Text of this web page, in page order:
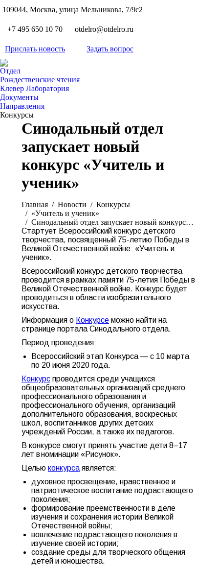
109044, Москва, улица Мельникова, 7/9с2
+7 495 650 10 70 otdelro@otdelro.ru
Прислать новость Задать вопрос
Отдел
Рождественские чтения
Клевер Лаборатория
Документы
Направления
Конкурсы
Синодальный отдел
запускает новый
конкурс «Учитель и
ученик»
Главная
Новости
Конкурсы
«Учитель и ученик»
Синодальный отдел запускает новый конкурс…
Стартует Всероссийский конкурс детского
творчества, посвященный 75-летию Победы в
Великой Отечественной войне: «Учитель и
ученик».
Всероссийский конкурс детского творчества
проводится в рамках памяти 75-летия Победы в
Великой Отечественной войне. Конкурс будет
проводиться в области изобразительного
искусства.
Информация о Конкурсе можно найти на
странице портала Синодального отдела.
Период проведения:
Всероссийский этап Конкурса — с 10 марта
по 20 июня 2020 года.
Конкурс проводится среди учащихся
общеобразовательных организаций среднего
профессионального образования и
профессионального обучения, организаций
дополнительного образования, воскресных
школ, воспитанников других детских
учреждений России, а также их педагогов.
В конкурсе смогут принять участие дети 8–17
лет в номинации «Рисунок».
Целью конкурса является:
духовное просвещение, нравственное и
патриотическое воспитание подрастающего
поколения;
формирование преемственности в деле
изучения и сохранения истории Великой
Отечественной войны;
вовлечение подрастающего поколения в
изучение своей истории;
создание среды для творческого общения
детей и юношества.